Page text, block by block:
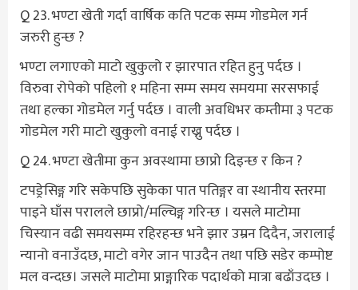
Q 23. भण्टा खेती गर्दा वार्षिक कति पटक सम्म गोडमेल गर्न
जरुरी हुन्छ ?
भण्टा लगाएको माटो खुकुलो र झारपात रहित हुनु पर्दछ ।
विरुवा रोपेको पहिलो १ महिना सम्म समय समयमा सरसफाई
तथा हल्का गोडमेल गर्नु पर्दछ । वाली अवधिभर कम्तीमा ३ पटक
गोडमेल गरी माटो खुकुलो वनाई राख्नु पर्दछ ।
Q 24. भण्टा खेतीमा कुन अवस्थामा छाप्रो दिइन्छ र किन ?
टपड्रेसिङ्ग गरि सकेपछि सुकेका पात पतिङ्गर वा स्थानीय स्तरमा
पाइने घाँस परालले छाप्रो/मल्चिङ्ग गरिन्छ । यसले माटोमा
चिस्यान वढी समयसम्म रहिरहन्छ भने झार उम्रन दिदैन, जरालाई
न्यानो वनाउँदछ, माटो वगेर जान पाउदैन तथा पछि सडेर कम्पोष्ट
मल वन्दछ। जसले माटोमा प्राङ्गारिक पदार्थको मात्रा बढाँउदछ ।